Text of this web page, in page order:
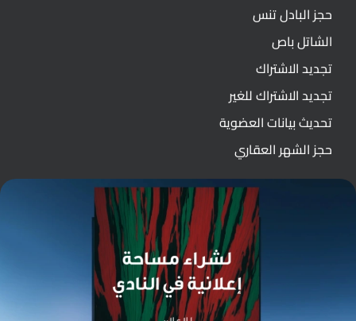
حجز البادل تنس
الشاتل باص
تجديد الاشتراك
تجديد الاشتراك للغير
تحديث بيانات العضوية
حجز الشهر العقاري